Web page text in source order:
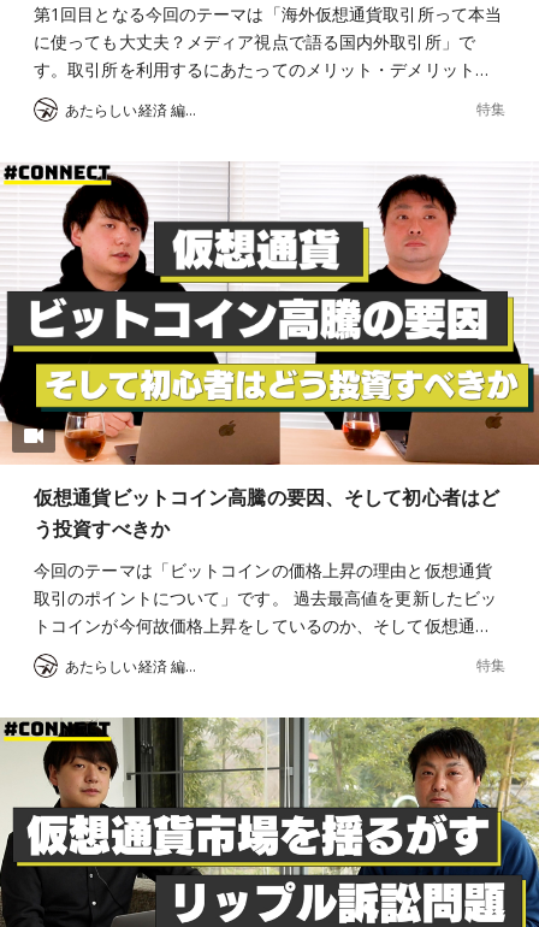
第1回目となる今回のテーマは「海外仮想通貨取引所って本当
に使っても大丈夫？メディア視点で語る国内外取引所」で
す。取引所を利用するにあたってのメリット・デメリット…
あたらしい経済 編集部 特集
仮想通貨ビットコイン高騰の要因、そして初心者はど
う投資すべきか
今回のテーマは「ビットコインの価格上昇の理由と仮想通貨
取引のポイントについて」です。 過去最高値を更新したビッ
トコインが今何故価格上昇をしているのか、そして仮想通…
あたらしい経済 編集部 特集